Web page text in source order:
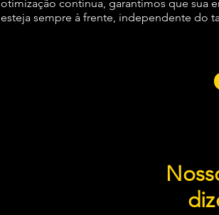
otimização contínua, garantimos que sua
esteja sempre à frente, independente do